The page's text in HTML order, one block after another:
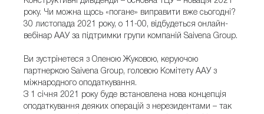
року. Чи можна щось «погане» виправити вже сьогодні?
30 листопада 2021 року, о 11-00, відбудеться онлайн-
вебінар ААУ за підтримки групи компаній Saivena Group.
Ви зустрінетеся з Оленою Жуковою, керуючою
партнеркою Saivena Group, головою Комітету ААУ з
міжнародного оподаткування.
З 1 січня 2021 року буде встановлена нова концепція
оподаткування деяких операцій з нерезидентами – так